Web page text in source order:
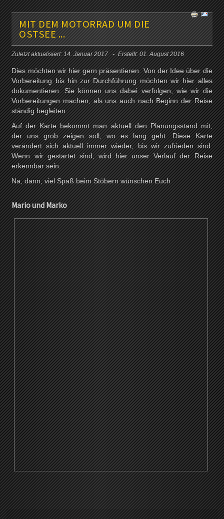
MIT DEM MOTORRAD UM DIE
OSTSEE ...
Zuletzt aktualisiert: 14. Januar 2017 Erstellt: 01. August 2016
Dies möchten wir hier gern präsentieren. Von der Idee über die
Vorbereitung bis hin zur Durchführung möchten wir hier alles
dokumentieren. Sie können uns dabei verfolgen, wie wir die
Vorbereitungen machen, als uns auch nach Beginn der Reise
ständig begleiten.
Auf der Karte bekommt man aktuell den Planungsstand mit,
der uns grob zeigen soll, wo es lang geht. Diese Karte
verändert sich aktuell immer wieder, bis wir zufrieden sind.
Wenn wir gestartet sind, wird hier unser Verlauf der Reise
erkennbar sein.
Na, dann, viel Spaß beim Stöbern wünschen Euch
Mario und Marko